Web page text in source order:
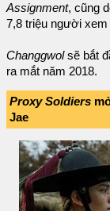
Assignment, cũng
7,8 triệu người
Changgwolsẽ bắt
ra mắt năm 2018.
Proxy Soldiers
Jae